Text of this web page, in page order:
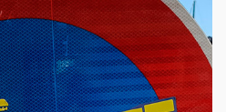
: L'Europe et le conflit